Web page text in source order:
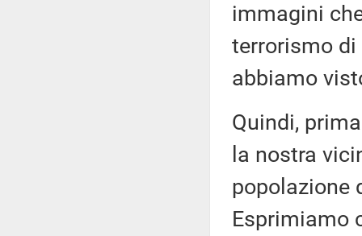
immagini
terrorismo
abbiamo
Quindi,
la nostra
popolazione
Esprimiamo